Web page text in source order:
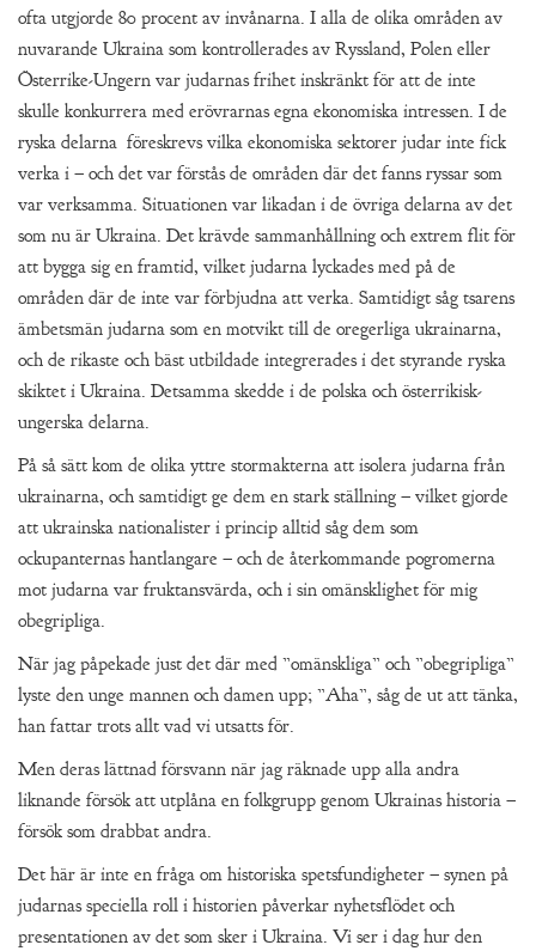
ofta utgjorde 80 procent av invånarna. I alla de olika områden av
nuvarande Ukraina som kontrollerades av Ryssland, Polen eller
Österrike-Ungern var judarnas frihet inskränkt för att de inte
skulle konkurrera med erövrarnas egna ekonomiska intressen. I de
ryska delarna föreskrevs vilka ekonomiska sektorer judar inte fick
verka i – och det var förstås de områden där det fanns ryssar som
var verksamma. Situationen var likadan i de övriga delarna av det
som nu är Ukraina. Det krävde sammanhållning och extrem flit för
att bygga sig en framtid, vilket judarna lyckades med på de
områden där de inte var förbjudna att verka. Samtidigt såg tsarens
ämbetsmän judarna som en motvikt till de oregerliga ukrainarna,
och de rikaste och bäst utbildade integrerades i det styrande ryska
skiktet i Ukraina. Detsamma skedde i de polska och österrikisk-
ungerska delarna.
På så sätt kom de olika yttre stormakterna att isolera judarna från
ukrainarna, och samtidigt ge dem en stark ställning – vilket gjorde
att ukrainska nationalister i princip alltid såg dem som
ockupanternas hantlangare – och de återkommande pogromerna
mot judarna var fruktansvärda, och i sin omänsklighet för mig
obegripliga.
När jag påpekade just det där med ”omänskliga” och ”obegripliga”
lyste den unge mannen och damen upp; ”Aha”, såg de ut att tänka,
han fattar trots allt vad vi utsatts för.
Men deras lättnad försvann när jag räknade upp alla andra
liknande försök att utplåna en folkgrupp genom Ukrainas historia –
försök som drabbat andra.
Det här är inte en fråga om historiska spetsfundigheter – synen på
judarnas speciella roll i historien påverkar nyhetsflödet och
presentationen av det som sker i Ukraina. Vi ser i dag hur den